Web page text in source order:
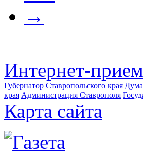
→
Интернет-
Губернатор Ставропольского края
края Администрация Ставрополя
Карта сайта